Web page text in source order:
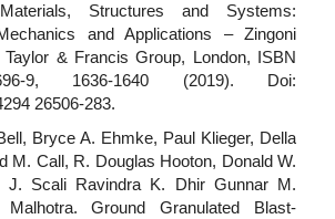
Structures and Systems:
and Applications – Zingoni
& Francis Group, London, ISBN
9, 1636-1640 (2019). Doi:
26506-283.
Bryce A. Ehmke, Paul Klieger, Della
M. Call, R. Douglas Hooton, Donald W.
J. Scali Ravindra K. Dhir Gunnar M.
Ground Granulated Blast-